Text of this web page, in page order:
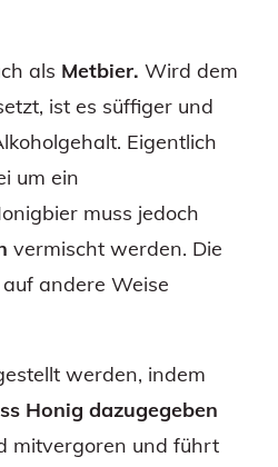
als Metbier. Wird dem
ist es süffiger und
Eigentlich
um ein
muss jedoch
vermischt werden. Die
andere Weise
werden, indem
Honig dazugegeben
mitvergoren und führt